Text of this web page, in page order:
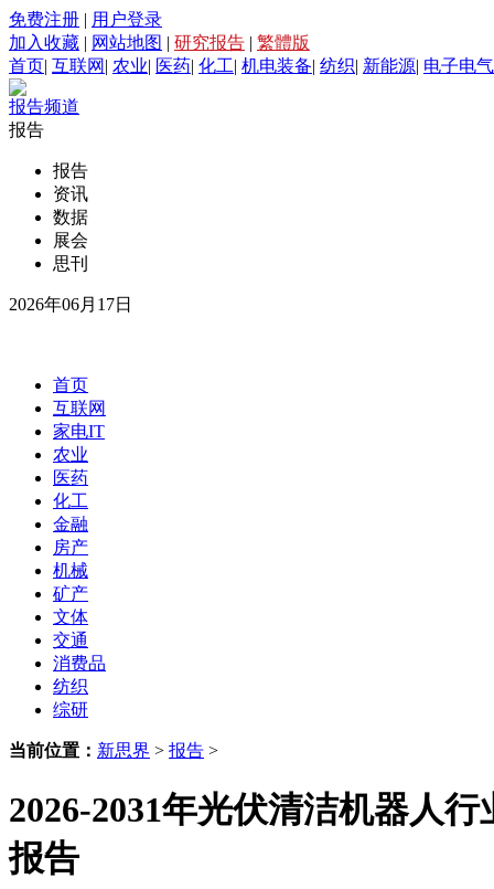
免费注册 | 用户登录
加入收藏 | 网站地图 | 研究报告 | 繁體版
首页| 互联网 | 农业| 医药| 化工| 机电装备| 纺织| 新能源| 电子电气
报告频道
报告
报告
资讯
数据
展会
思刊
2026年06月17日
首页
互联网
家电IT
农业
医药
化工
金融
房产
机械
矿产
文体
交通
消费品
纺织
综研
当前位置： 新思界 > 报告 >
2026-2031年光伏清洁机器人
报告